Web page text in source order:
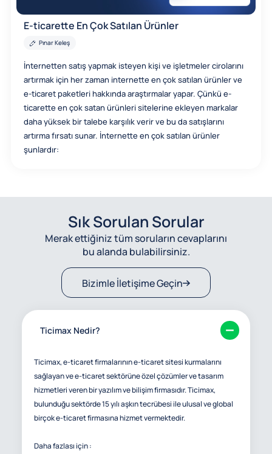
E-ticarette En Çok Satılan Ürünler
Pınar Keleş
İnternetten satış yapmak isteyen kişi ve işletmeler cirolarını
artırmak için her zaman internette en çok satılan ürünler ve
e-ticaret paketleri hakkında araştırmalar yapar. Çünkü e-
ticarette en çok satan ürünleri sitelerine ekleyen markalar
daha yüksek bir talebe karşılık verir ve bu da satışlarını
artırma fırsatı sunar. İnternette en çok satılan ürünler
şunlardır:
Sık Sorulan Sorular
Merak ettiğiniz tüm soruların cevaplarını
bu alanda bulabilirsiniz.
Bizimle İletişime Geçin
Ticimax Nedir?
Ticimax, e-ticaret firmalarının e-ticaret sitesi kurmalarını
sağlayan ve e-ticaret sektörüne özel çözümler ve tasarım
hizmetleri veren bir yazılım ve bilişim firmasıdır. Ticimax,
bulunduğu sektörde 15 yılı aşkın tecrübesi ile ulusal ve global
birçok e-ticaret firmasına hizmet vermektedir.
Daha fazlası için :